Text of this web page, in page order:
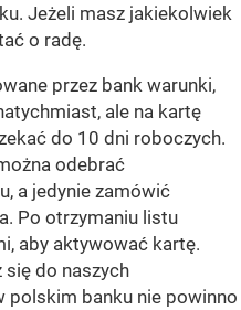
Jeżeli masz jakiekolwiek
o radę.
przez bank warunki,
ale na kartę
do 10 dni roboczych.
odebrać
a jedynie zamówić
Po otrzymaniu listu
aby aktywować kartę.
do naszych
polskim banku nie powinno